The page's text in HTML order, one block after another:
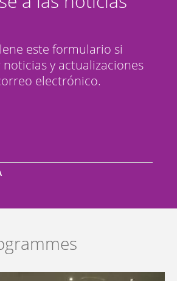
este formulario si
y actualizaciones
electrónico.